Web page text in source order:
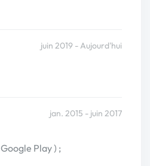
juin 2019 - Aujourd'hui
jan. 2015 - juin 2017
Play ) ;